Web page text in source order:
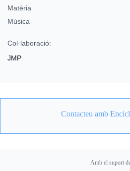
Matèria
Música
Col·laboració:
JMP
Contacteu amb
Amb el suport